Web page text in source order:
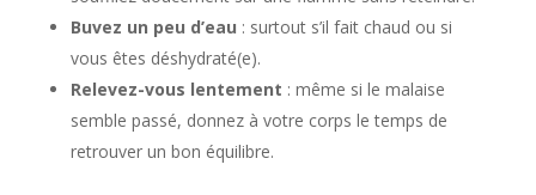
Buvez un peu d’eau : surtout s’il fait chaud ou si
vous êtes déshydraté(e).
Relevez-vous lentement : même si le malaise
semble passé, donnez à votre corps le temps de
retrouver un bon équilibre.